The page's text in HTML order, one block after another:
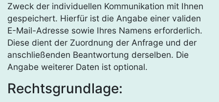
Zweck der individuellen Kommunikation mit Ihnen
gespeichert. Hierfür ist die Angabe einer validen
E-Mail-Adresse sowie Ihres Namens erforderlich.
Diese dient der Zuordnung der Anfrage und der
anschließenden Beantwortung derselben. Die
Angabe weiterer Daten ist optional.
Rechtsgrundlage: